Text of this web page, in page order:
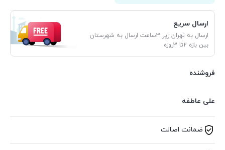
ارسال سریع
ارسال به تهران زیر 3ساعت ارسال به شهرستان
بین بازه 2تا 3روزه
فروشنده
علی عاطفه
ضمانت اصالت